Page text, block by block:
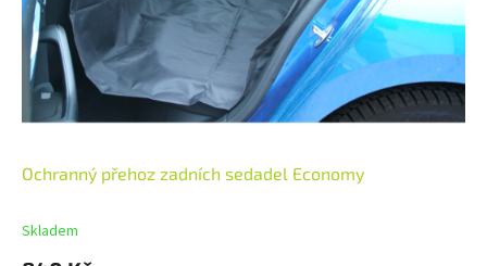
Ochranný přehoz zadních sedadel Economy
Skladem